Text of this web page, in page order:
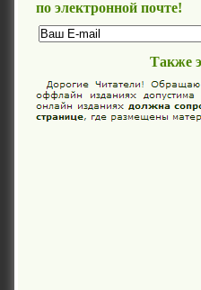
по электронной почте!
Также